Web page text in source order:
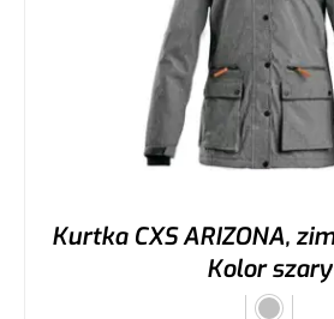
Kurtka CXS ARIZONA,
Kolor szary